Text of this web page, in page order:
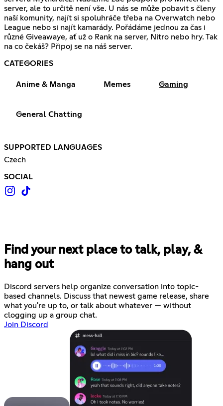
server, ale to určitě není vše. U nás se může pobavit s členy
naší komunity, najít si spoluhráče třeba na Overwatch nebo
League nebo si najít kamarády. Pořádáme jednou za čas i
různé Giveawaye, ať už o Rank na server, Nitro nebo hry. Tak
na co čekáš? Připoj se na náš server.
CATEGORIES
Anime & Manga Memes Gaming
General Chatting
SUPPORTED LANGUAGES
Czech
SOCIAL
Find your next place to talk, play, &
hang out
Discord servers help organize conversation into topic-
based channels. Discuss that newest game release, share
what you're up to, or talk about whatever — without
clogging up a group chat.
Join Discord